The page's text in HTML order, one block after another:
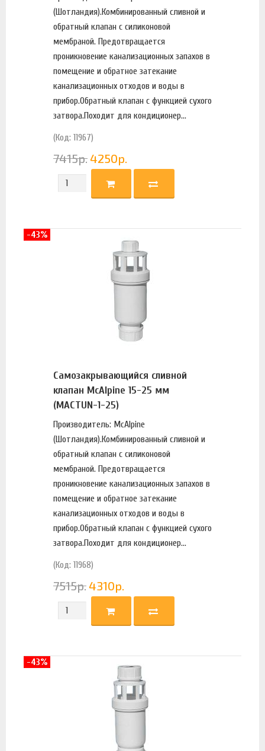
(Шотландия).Комбинированный сливной и
обратный клапан с силиконовой
мембраной. Предотвращается
проникновение канализационных запахов в
помещение и обратное затекание
канализационных отходов и воды в
прибор.Обратный клапан с функцией сухого
затвора.Походит для кондиционер...
(Код: 11967)
7415р.4250р.
Самозакрывающийся сливной
клапан McAlpine 15-25 мм
(MACTUN-1-25)
Производитель: McAlpine
(Шотландия).Комбинированный сливной и
обратный клапан с силиконовой
мембраной. Предотвращается
проникновение канализационных запахов в
помещение и обратное затекание
канализационных отходов и воды в
прибор.Обратный клапан с функцией сухого
затвора.Походит для кондиционер...
(Код: 11968)
7515р.4310р.
-43%
-43%